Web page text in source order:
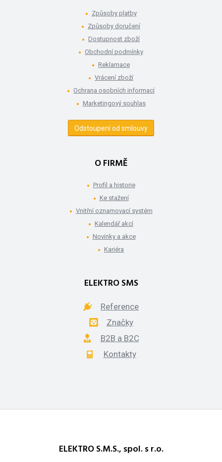
Způsoby platby
Způsoby doručení
Dostupnost zboží
Obchodní podmínky
Reklamace
Vrácení zboží
Ochrana osobních informací
Marketingový souhlas
Odstoupení od smlouvy
O FIRMĚ
Profil a historie
Ke stažení
Vnitřní oznamovací systém
Kalendář akcí
Novinky a akce
Kariéra
ELEKTRO SMS
Reference
Značky
B2B a B2C
Kontakty
ELEKTRO S.M.S., spol. s r.o.